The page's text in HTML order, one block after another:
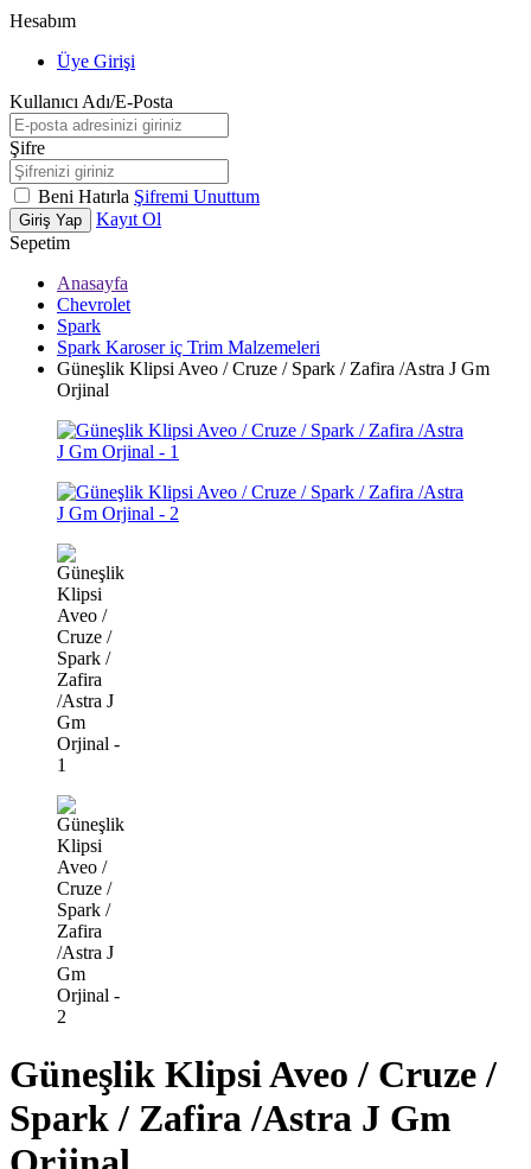
Hesabım
Üye Girişi
Kullanıcı Adı/E-Posta
Şifre
Beni Hatırla Şifremi Unuttum
Giriş Yap
Kayıt Ol
Sepetim
Anasayfa
Chevrolet
Spark
Spark Karoser iç Trim Malzemeleri
Güneşlik Klipsi Aveo / Cruze / Spark / Zafira /Astra J Gm
Orjinal
Güneşlik Klipsi Aveo / Cruze /
Spark / Zafira /Astra J Gm